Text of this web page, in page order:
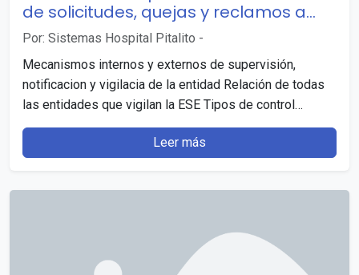
de solicitudes, quejas y reclamos a
disposición del público en relación con
acciones u omisiones del sujeto
obligado
Por: Sistemas Hospital Pitalito -
Mecanismos internos y externos de supervisión,
notificacion y vigilacia de la entidad Relación de todas
las entidades que vigilan la ESE Tipos de control…
Leer más